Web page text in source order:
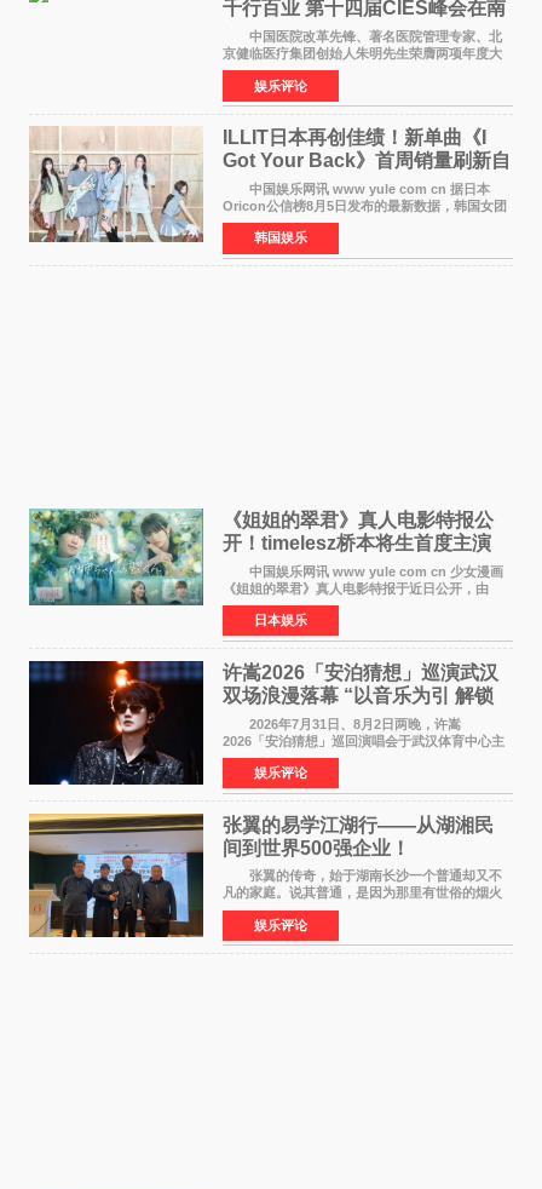
千行百业 第十四届CIES峰会在南
京盛大召开
中国医院改革先锋、著名医院管理专家、北
京健临医疗集团创始人朱明先生荣膺两项年度大
奖 2026年7月31日，盛夏金陵，长江之畔，
以重落地·真务实·强链接为主题的2026&lsquo;人
工智能+&rsquo
娱乐评论
ILLIT日本再创佳绩！新单曲《I
Got Your Back》首周销量刷新自
身纪录
中国娱乐网讯 www yule com cn 据日本
Oricon公信榜8月5日发布的最新数据，韩国女团
ILLIT在日本发行的第二张单曲《I Got Your
Back》首周销量达到71,009张，成功跻身最新一
期周单曲排行
韩国娱乐
《姐姐的翠君》真人电影特报公
开！timelesz桥本将生首度主演
12月4日上映
中国娱乐网讯 www yule com cn 少女漫画
《姐姐的翠君》真人电影特报于近日公开，由
timelesz成员桥本将生担任主演，这也是他首次
担任电影主演，引发高度关注。 女高中生咲
苗翠（中岛瑠菜
日本娱乐
许嵩2026「安泊猜想」巡演武汉
双场浪漫落幕 “以音乐为引 解锁
江城记忆”
2026年7月31日、8月2日两晚，许嵩
2026「安泊猜想」巡回演唱会于武汉体育中心主
体育场盛大开唱。许嵩与数万歌迷在此相聚，从
浪漫惬意的舞台设计到充满诚意与惊喜的现场互
动，共同开启了一场关于
娱乐评论
张翼的易学江湖行——从湖湘民
间到世界500强企业！
张翼的传奇，始于湖南长沙一个普通却又不
凡的家庭。说其普通，是因为那里有世俗的烟火
气；说其不凡，是因为家中有一位洞悉天地玄机
的长者——他的爷爷。作为当地的风水师，爷爷
是张翼走进易学
娱乐评论